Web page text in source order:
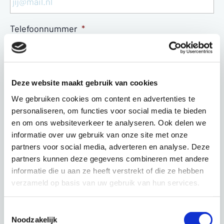
Deze website maakt gebruik van cookies
We gebruiken cookies om content en advertenties te
personaliseren, om functies voor social media te bieden
en om ons websiteverkeer te analyseren. Ook delen we
informatie over uw gebruik van onze site met onze
partners voor social media, adverteren en analyse. Deze
partners kunnen deze gegevens combineren met andere
informatie die u aan ze heeft verstrekt of die ze hebben
verzameld op basis van uw gebruik van hun services.
Noodzakelijk
Telefoonnummer *